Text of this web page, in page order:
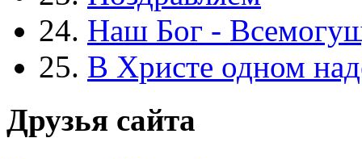
24. Наш Бог -
25. В Христе одном
Друзья сайта